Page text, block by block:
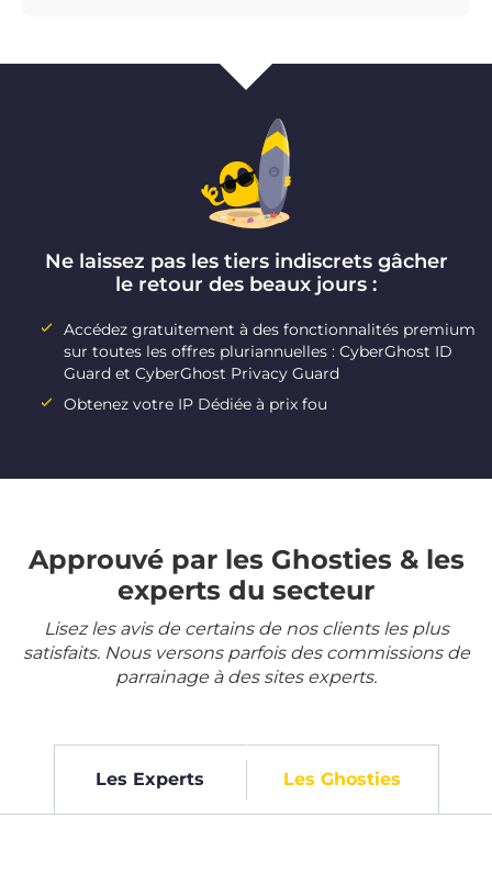
Ne laissez pas les tiers indiscrets gâcher
le retour des beaux jours :
Accédez gratuitement à des fonctionnalités premium
sur toutes les offres pluriannuelles : CyberGhost ID
Guard et CyberGhost Privacy Guard
Obtenez votre IP Dédiée à prix fou
Approuvé par les Ghosties & les
experts du secteur
Lisez les avis de certains de nos clients les plus
satisfaits. Nous versons parfois des commissions de
parrainage à des sites experts.
Les Experts Les Ghosties